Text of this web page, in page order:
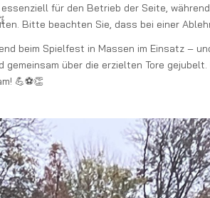
beim Spielfest in Massen im Einsatz –
gemeinsam über die erzielten Tore
💪⚽👏
für den Betrieb der Seite,
Bitte beachten Sie, dass bei einer